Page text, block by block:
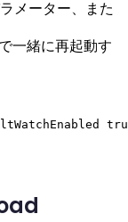
メーター、また
一緒に再起動す